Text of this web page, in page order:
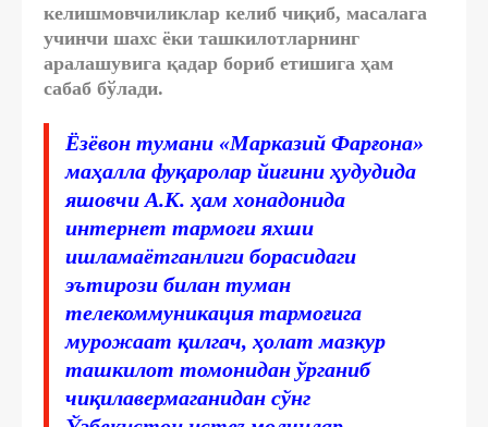
келишмовчиликлар келиб чиқиб, масалага
учинчи шахс ёки ташкилотларнинг
аралашувига қадар бориб етишига ҳам
сабаб бўлади.
Ёзёвон тумани «Марказий Фарғона»
маҳалла фуқаролар йиғини ҳудудида
яшовчи А.К. ҳам хонадонида
интернет тармоғи яхши
ишламаётганлиги борасидаги
эътирози билан туман
телекоммуникация тармоғига
мурожаат қилгач, ҳолат мазкур
ташкилот томонидан ўрганиб
чиқилавермаганидан сўнг